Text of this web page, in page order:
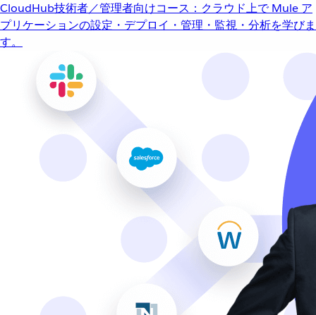
CloudHub技術者／管理者向けコース：クラウド上で Mule ア
プリケーションの設定・デプロイ・管理・監視・分析を学びま
す。